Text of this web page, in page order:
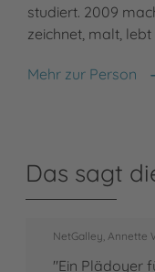
studiert. 2009
zeichnet, malt,
Mehr zur Person
Joëlle Tourlonias
Das sagt
NetGalley, Annette
"Ein Plädoyer